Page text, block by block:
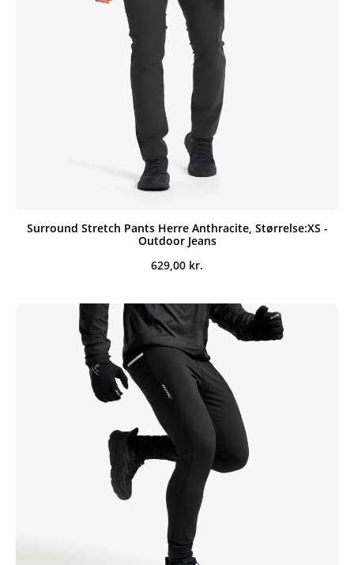
Surround Stretch Pants Herre Anthracite, Størrelse:XS -
Outdoor Jeans
629,00 kr.